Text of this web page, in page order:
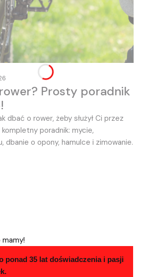
Prosty poradnik
dbać o rower, żeby służył Ci przez
kompletny poradnik: mycie,
dbanie o opony, hamulce i zimowanie.
ponad 35 lat doświadczenia i pasji